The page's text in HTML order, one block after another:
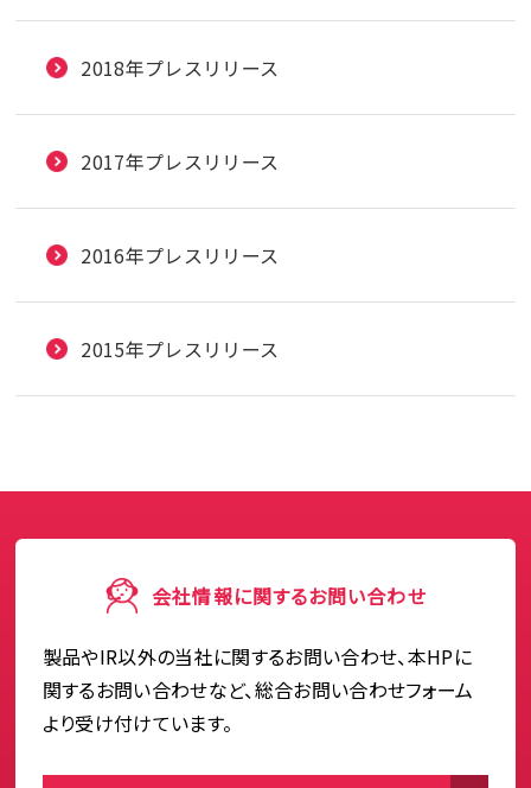
2018年プレスリリース
2017年プレスリリース
2016年プレスリリース
2015年プレスリリース
会社情報に関するお問い合わせ
製品やIR以外の当社に関するお問い合わせ、本HPに
関するお問い合わせなど、総合お問い合わせフォーム
より受け付けています。